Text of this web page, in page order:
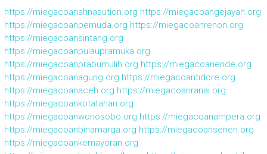
https://miegacoanahnasution.org https://miegacoangejayan.org
https://miegacoanpemuda.org https://miegacoanrenon.org
https://miegacoansintang.org
https://miegacoanpulaupramuka.org
https://miegacoanprabumulih.org https://miegacoanende.org
https://miegacoanagung.org https://miegacoantidore.org
https://miegacoanaceh.org https://miegacoanranai.org
https://miegacoankotatahan.org
https://miegacoanwonosobo.org https://miegacoanampera.org
https://miegacoanbinamarga.org https://miegacoansenen.org
https://miegacoankemayoran.org